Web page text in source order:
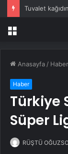
Tuvalet
Menü
Anasayfa / Haber
Haber
Türkiye
Süper
RÜŞTÜ